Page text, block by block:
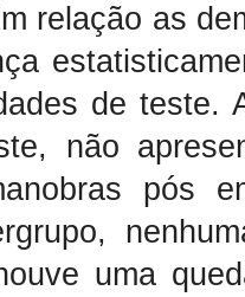
relação as
de teste.
não
pós
uma